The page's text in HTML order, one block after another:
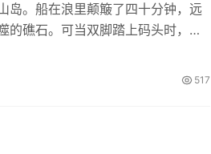
岛。船在浪里颠簸了四十分钟，远
的礁石。可当双脚踏上码头时，我
517